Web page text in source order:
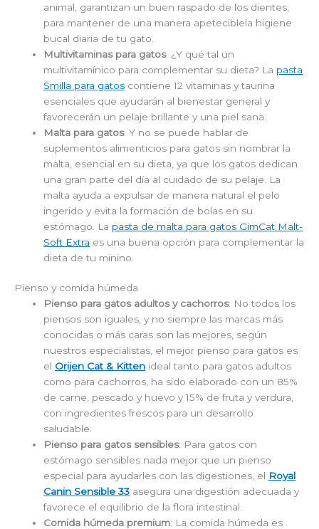
animal, garantizan un buen raspado de los dientes,
para mantener de una manera apeteciblela higiene
bucal diaria de tu gato.
Multivitaminas para gatos: ¿Y qué tal un
multivitamínico para complementar su dieta? La pasta
Smilla para gatos contiene 12 vitaminas y taurina
esenciales que ayudarán al bienestar general y
favorecerán un pelaje brillante y una piel sana.
Malta para gatos: Y no se puede hablar de
suplementos alimenticios para gatos sin nombrar la
malta, esencial en su dieta, ya que los gatos dedican
una gran parte del día al cuidado de su pelaje. La
malta ayuda a expulsar de manera natural el pelo
ingerido y evita la formación de bolas en su
estómago. La pasta de malta para gatos GimCat Malt-
Soft Extra es una buena opción para complementar la
dieta de tu minino.
Pienso y comida húmeda
Pienso para gatos adultos y cachorros: No todos los
piensos son iguales, y no siempre las marcas más
conocidas o más caras son las mejores, según
nuestros especialistas, el mejor pienso para gatos es
el Orijen Cat & Kitten ideal tanto para gatos adultos
como para cachorros, ha sido elaborado con un 85%
de carne, pescado y huevo y 15% de fruta y verdura,
con ingredientes frescos para un desarrollo
saludable.
Pienso para gatos sensibles: Para gatos con
estómago sensibles nada mejor que un pienso
especial para ayudarles con las digestiones, el Royal
Canin Sensible 33 asegura una digestión adecuada y
favorece el equilibrio de la flora intestinal.
Comida húmeda premium: La comida húmeda es